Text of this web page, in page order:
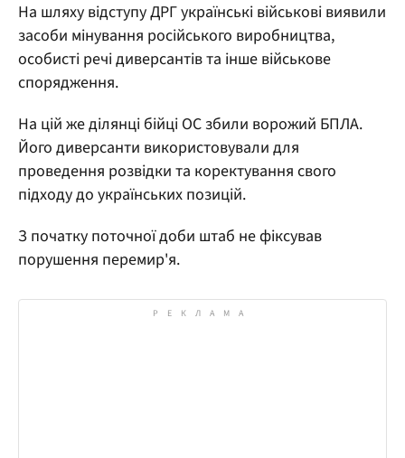
На шляху відступу ДРГ українські військові виявили
засоби мінування російського виробництва,
особисті речі диверсантів та інше військове
спорядження.
На цій же ділянці бійці ОС збили ворожий БПЛА.
Його диверсанти використовували для
проведення розвідки та коректування свого
підходу до українських позицій.
З початку поточної доби штаб не фіксував
порушення перемир'я.